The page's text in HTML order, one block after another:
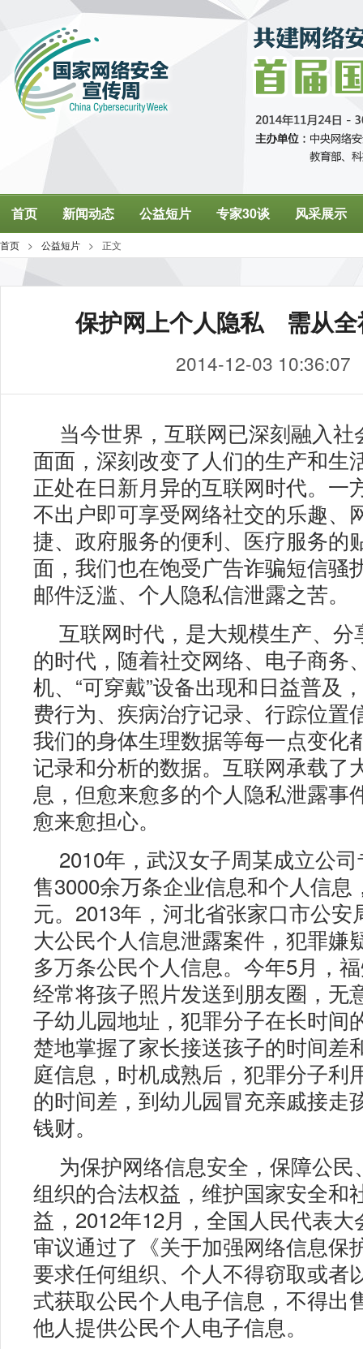
保护网上个人隐私 需从全
2014-12-03 10:36:07
当今世界，互联网已深刻融入社
面面，深刻改变了人们的生产和生
正处在日新月异的互联网时代。一
不出户即可享受网络社交的乐趣、
捷、政府服务的便利、医疗服务的
面，我们也在饱受广告诈骗短信骚
邮件泛滥、个人隐私信泄露之苦。
互联网时代，是大规模生产、分
的时代，随着社交网络、电子商务
机、“可穿戴”设备出现和日益普及
费行为、疾病治疗记录、行踪位置
我们的身体生理数据等每一点变化
记录和分析的数据。互联网承载了
息，但愈来愈多的个人隐私泄露事
愈来愈担心。
2010年，武汉女子周某成立公
售3000余万条企业信息和个人信息
元。2013年，河北省张家口市公安
大公民个人信息泄露案件，犯罪嫌
多万条公民个人信息。今年5月，
经常将孩子照片发送到朋友圈，无
子幼儿园地址，犯罪分子在长时间
楚地掌握了家长接送孩子的时间差
庭信息，时机成熟后，犯罪分子利
的时间差，到幼儿园冒充亲戚接走
钱财。
为保护网络信息安全，保障公民
组织的合法权益，维护国家安全和
益，2012年12月，全国人民代表
审议通过了《关于加强网络信息保
要求任何组织、个人不得窃取或者
式获取公民个人电子信息，不得出
他人提供公民个人电子信息。